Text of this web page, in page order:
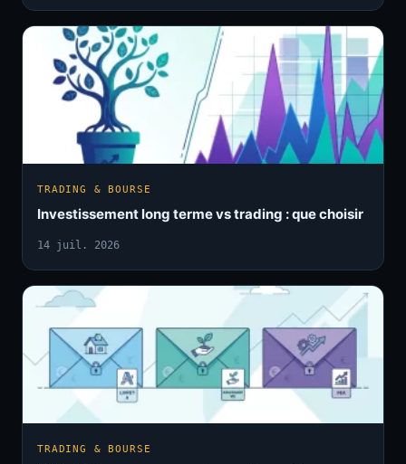
TRADING & BOURSE
Investissement long terme vs trading : que choisir
14 juil. 2026
TRADING & BOURSE